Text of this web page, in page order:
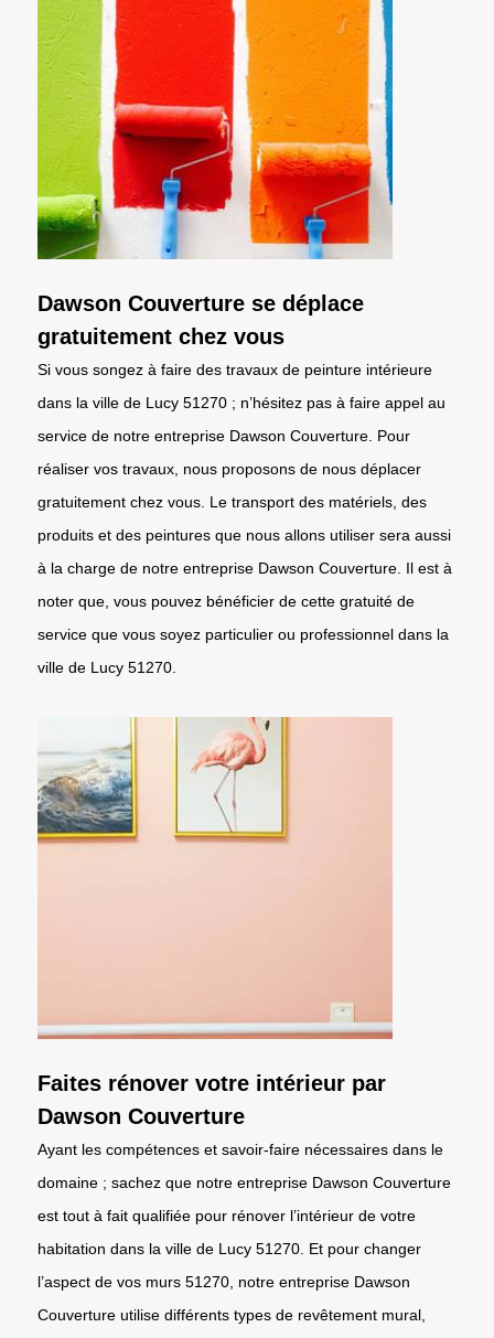
Dawson Couverture se déplace
gratuitement chez vous
Si vous songez à faire des travaux de peinture intérieure
dans la ville de Lucy 51270 ; n’hésitez pas à faire appel au
service de notre entreprise Dawson Couverture. Pour
réaliser vos travaux, nous proposons de nous déplacer
gratuitement chez vous. Le transport des matériels, des
produits et des peintures que nous allons utiliser sera aussi
à la charge de notre entreprise Dawson Couverture. Il est à
noter que, vous pouvez bénéficier de cette gratuité de
service que vous soyez particulier ou professionnel dans la
ville de Lucy 51270.
Faites rénover votre intérieur par
Dawson Couverture
Ayant les compétences et savoir-faire nécessaires dans le
domaine ; sachez que notre entreprise Dawson Couverture
est tout à fait qualifiée pour rénover l’intérieur de votre
habitation dans la ville de Lucy 51270. Et pour changer
l’aspect de vos murs 51270, notre entreprise Dawson
Couverture utilise différents types de revêtement mural,